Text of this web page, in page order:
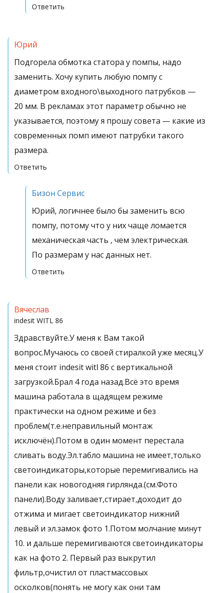
Ответить
Юрий
Подгорела обмотка статора у помпы, надо
заменить. Хочу купить любую помпу с
диаметром входного\выходного патрубков —
20 мм. В рекламах этот параметр обычно не
указывается, поэтому я прошу совета — какие из
современных помп имеют патрубки такого
размера.
Ответить
Бизон Сервис
Юрий, логичнее было бы заменить всю
помпу, потому что у них чаще ломается
механическая часть , чем электрическая.
По размерам у нас данных нет.
Ответить
Вячеслав
indesit WITL 86
Здравствуйте.У меня к Вам такой
вопрос.Мучаюсь со своей стиралкой уже месяц.У
меня стоит indesit witl 86 с вертикальной
загрузкой.Брал 4 года назад.Всё это время
машина работала в щадящем режиме
практически на одном режиме и без
проблем(т.е.неправильный монтаж
исключён).Потом в один момент перестала
сливать воду.Эл.табло машина не имеет,только
светоиндикаторы,которые перемигивались на
панели как новогодняя гирлянда.(см.Фото
панели).Воду заливает,стирает,доходит до
отжима и мигает светоиндикатор нижний
левый и эл.замок фото 1.Потом молчание минут
10. и дальше перемигиваются светоиндикаторы
как на фото 2. Первый раз выкрутил
фильтр,очистил от пластмассовых
осколков(понять не могу как они там